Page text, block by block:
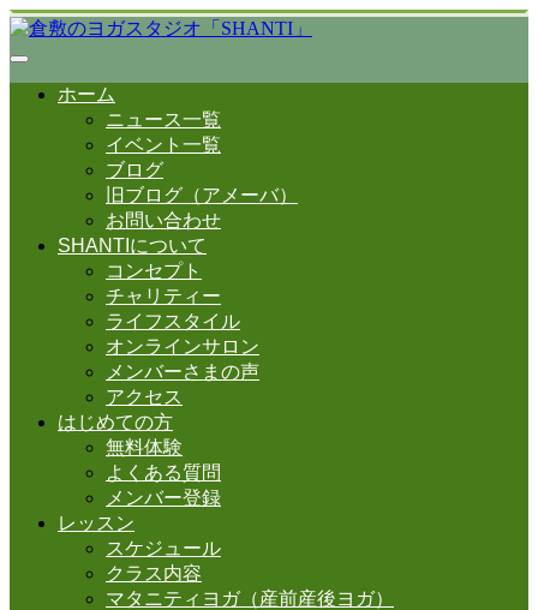
ホーム
ニュース一覧
イベント一覧
ブログ
旧ブログ（アメーバ）
お問い合わせ
SHANTIについて
コンセプト
チャリティー
ライフスタイル
オンラインサロン
メンバーさまの声
アクセス
はじめての方
無料体験
よくある質問
メンバー登録
レッスン
スケジュール
クラス内容
マタニティヨガ（産前産後ヨガ）